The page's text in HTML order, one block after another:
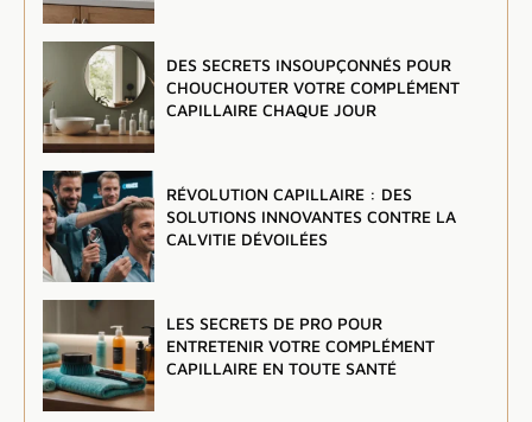
DES SECRETS INSOUPÇONNÉS POUR
CHOUCHOUTER VOTRE COMPLÉMENT
CAPILLAIRE CHAQUE JOUR
RÉVOLUTION CAPILLAIRE : DES
SOLUTIONS INNOVANTES CONTRE LA
CALVITIE DÉVOILÉES
LES SECRETS DE PRO POUR
ENTRETENIR VOTRE COMPLÉMENT
CAPILLAIRE EN TOUTE SANTÉ